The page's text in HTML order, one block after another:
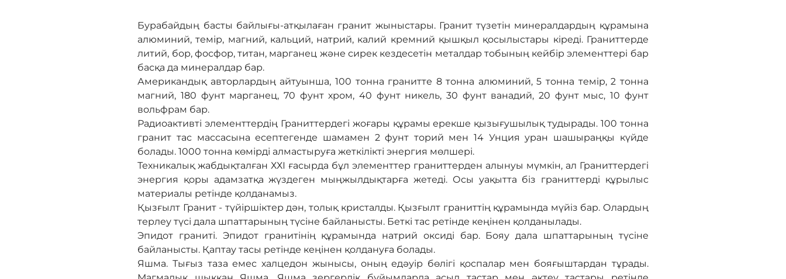
Бурабайдың басты байлығы-атқылаған гранит жыныстары. Гранит түзетін минералдардың құрамына
алюминий, темір, магний, кальций, натрий, калий кремний қышқыл қосылыстары кіреді. Граниттерде
литий, бор, фосфор, титан, марганец және сирек кездесетін металдар тобының кейбір элементтері бар
басқа да минералдар бар.
Американдық авторлардың айтуынша, 100 тонна гранитте 8 тонна алюминий, 5 тонна темір, 2 тонна
магний, 180 фунт марганец, 70 фунт хром, 40 фунт никель, 30 фунт ванадий, 20 фунт мыс, 10 фунт
вольфрам бар.
Радиоактивті элементтердің Граниттердегі жоғары құрамы ерекше қызығушылық тудырады. 100 тонна
гранит тас массасына есептегенде шамамен 2 фунт торий мен 14 Унция уран шашыраңқы күйде
болады. 1000 тонна көмірді алмастыруға жеткілікті энергия мөлшері.
Техникалық жабдықталған ХХІ ғасырда бұл элементтер граниттерден алынуы мүмкін, ал Граниттердегі
энергия қоры адамзатқа жүздеген мыңжылдықтарға жетеді. Осы уақытта біз граниттерді құрылыс
материалы ретінде қолданамыз.
Қызғылт Гранит - түйіршіктер дән, толық кристалды. Қызғылт граниттің құрамында мүйіз бар. Олардың
терлеу түсі дала шпаттарының түсіне байланысты. Беткі тас ретінде кеңінен қолданылады.
Эпидот граниті. Эпидот гранитінің құрамында натрий оксиді бар. Бояу дала шпаттарының түсіне
байланысты. Қаптау тасы ретінде кеңінен қолдануға болады.
Яшма. Тығыз таза емес халцедон жынысы, оның едәуір бөлігі қоспалар мен бояғыштардан тұрады.